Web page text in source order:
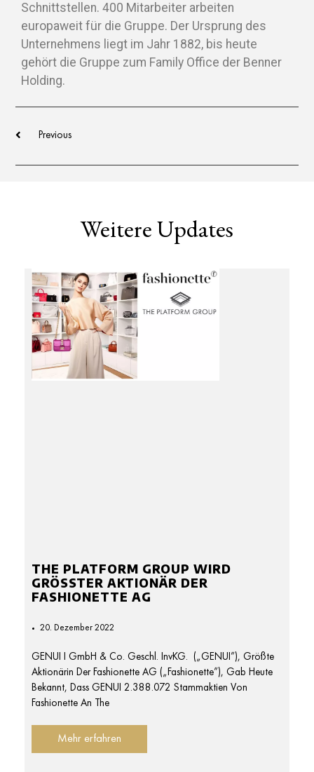
Schnittstellen. 400 Mitarbeiter arbeiten
europaweit für die Gruppe. Der Ursprung des
Unternehmens liegt im Jahr 1882, bis heute
gehört die Gruppe zum Family Office der Benner
Holding.
Previous
Weitere Updates
THE PLATFORM GROUP WIRD
GRÖSSTER AKTIONÄR DER F
ASHIONETTE AG
20. Dezember 2022
GENUI I GmbH & Co. Geschl. InvKG. („GENUI”), Größte
Aktionärin Der Fashionette AG („fashionette”), Gab Heute
Bekannt, Dass GENUI 2.388.072 Stammaktien Von
Fashionette An The
Mehr erfahren